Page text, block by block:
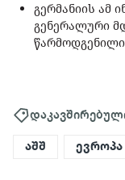
გერმანიის ამ
გენერალური
აშშ ევროპა